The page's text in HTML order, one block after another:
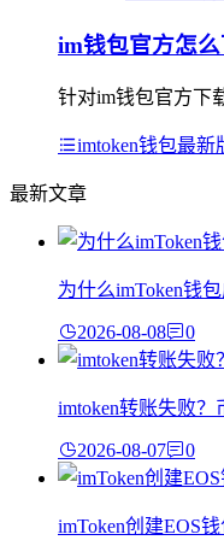
im钱包官方怎
针对im钱包官方下
imtoken钱包最新
最新文章
为什么imToken钱
2026-08-08 0
imtoken转账失败
2026-08-07 0
imToken创建EOS